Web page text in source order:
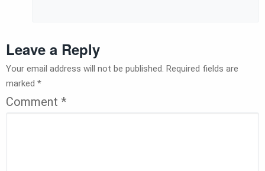
Leave a Reply
Your email address will not be published. Required fields are
marked *
Comment *